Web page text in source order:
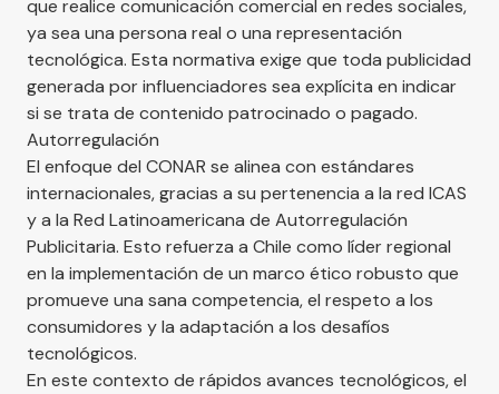
que realice comunicación comercial en redes sociales,
ya sea una persona real o una representación
tecnológica. Esta normativa exige que toda publicidad
generada por influenciadores sea explícita en indicar
si se trata de contenido patrocinado o pagado​.
Autorregulación
El enfoque del CONAR se alinea con estándares
internacionales, gracias a su pertenencia a la red ICAS
y a la Red Latinoamericana de Autorregulación
Publicitaria. Esto refuerza a Chile como líder regional
en la implementación de un marco ético robusto que
promueve una sana competencia, el respeto a los
consumidores y la adaptación a los desafíos
tecnológicos​.
En este contexto de rápidos avances tecnológicos, el